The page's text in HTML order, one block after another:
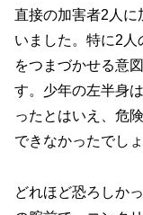
直接の加害者2人に
いました。特に2
をつまづかせる意
す。少年の左半身
ったとはいえ、危
できなかったでしょ
どれほど恐ろしか